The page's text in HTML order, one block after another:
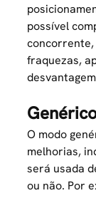
possível
concorrente,
fraquezas,
O modo
melhorias,
será usada
ou não. Por